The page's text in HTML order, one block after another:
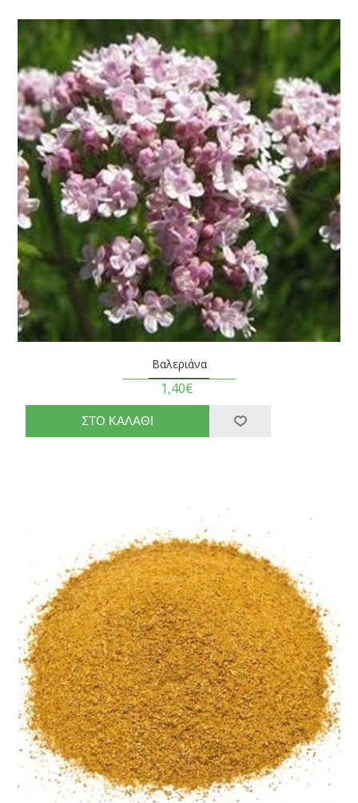
Βαλεριάνα
1,40€